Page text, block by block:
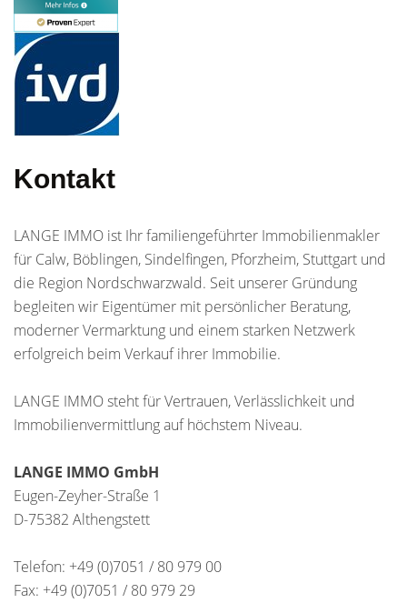
Kontakt
LANGE IMMO ist Ihr familiengeführter Immobilienmakler
für Calw, Böblingen, Sindelfingen, Pforzheim, Stuttgart und
die Region Nordschwarzwald. Seit unserer Gründung
begleiten wir Eigentümer mit persönlicher Beratung,
moderner Vermarktung und einem starken Netzwerk
erfolgreich beim Verkauf ihrer Immobilie.
LANGE IMMO steht für Vertrauen, Verlässlichkeit und
Immobilienvermittlung auf höchstem Niveau.
LANGE IMMO GmbH
Eugen-Zeyher-Straße 1
D-75382 Althengstett
Telefon: +49 (0)7051 / 80 979 00
Fax: +49 (0)7051 / 80 979 29